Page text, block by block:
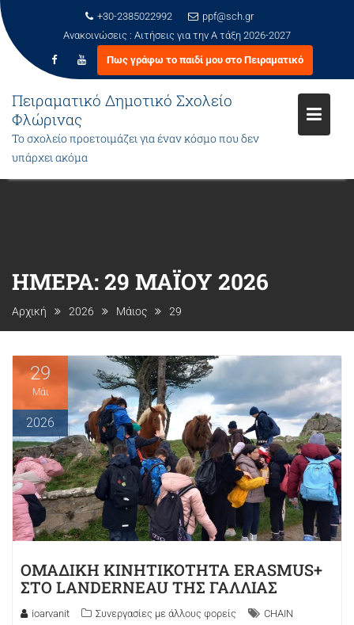
+30-2385022992
ppf@sch.gr
Ανακοινώσεις : Αιτήσεις για την Α τάξη 2026-2027
Πως γράφω το παιδί μου στο Πειραματικό
Πειραματικό Δημοτικό Σχολείο
Φλώρινας
Το σχολείο προετοιμάζει για έναν κόσμο που δεν
υπάρχει ακόμα
ΗΜΈΡΑ:29 ΜΑΪ́ΟΥ 2026
Αρχική 2026 Μάιος 29
29
Μάι
2026
ΟΜΑΔΙΚΉ ΚΙΝΗΤΙΚΌΤΗΤΑ ERASMUS+
ΣΤΟ LANDERNEAU ΤΗΣ ΓΑΛΛΊΑΣ
ioarvanit Συνεργασίες με άλλους φορείς CHAIN